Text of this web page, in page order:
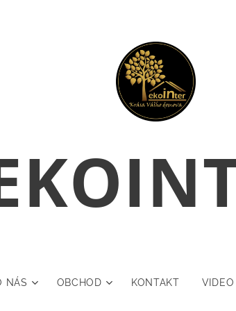
NÁS OBCHOD KONTAKT VIDEO